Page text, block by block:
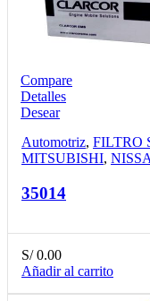
Compare
Detalles
Desear
Automotriz, FILTRO
MITSUBISHI,
35014
S/0.00
Añadir al carrito